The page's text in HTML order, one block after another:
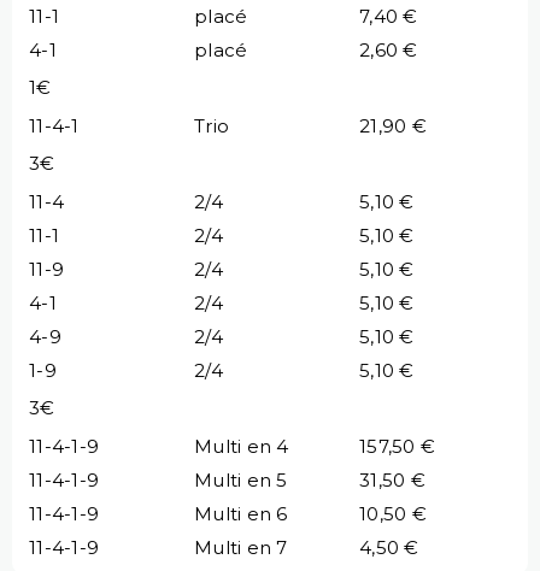
11-1 placé
7,40 €
4-1
placé
2,60 €
1€
11-4-1
Trio
21,90 €
3€
11-4
2/4
5,10 €
11-1
2/4
5,10 €
11-9
2/4
5,10 €
4-1
2/4
5,10 €
4-9
2/4
5,10 €
1-9
2/4
5,10 €
3€
11-4-1-9
Multi en 4
157,50 €
11-4-1-9
Multi en 5
31,50 €
11-4-1-9
Multi en 6
10,50 €
11-4-1-9
Multi en 7 4,50 €